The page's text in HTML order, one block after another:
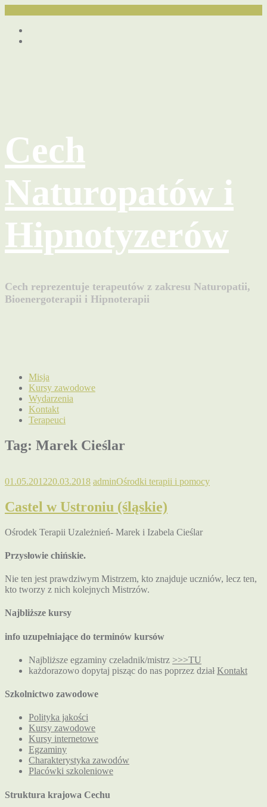
Przejdź
Cech
Naturopatów i
Hipnotyzerów
Cech reprezentuje terapeutów z zakresu Naturopatii,
Bioenergoterapii i Hipnoterapii
Misja
Kursy zawodowe
Wydarzenia
Kontakt
Terapeuci
Tag: Marek Cieślar
01.05.201220.03.2018 adminOśrodki terapii i pomocy
Castel w Ustroniu (śląskie)
Ośrodek Terapii Uzależnień- Marek i Izabela Cieślar
Przysłowie chińskie.
Nie ten jest prawdziwym Mistrzem, kto znajduje uczniów, lecz ten,
kto tworzy z nich kolejnych Mistrzów.
Najbliższe kursy
info uzupełniające do terminów kursów
Najbliższe egzaminy czeladnik/mistrz >>>TU
każdorazowo dopytaj pisząc do nas poprzez działKontakt
Szkolnictwo zawodowe
Polityka jakości
Kursy zawodowe
Kursy internetowe
Egzaminy
Charakterystyka zawodów
Placówki szkoleniowe
Struktura krajowa Cechu